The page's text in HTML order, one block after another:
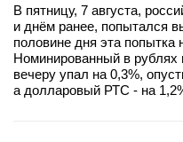
В пятницу, 7 августа,
и днём ранее, попытался
половине дня эта попытка
Номинированный в рублях
вечеру упал на 0,3%,
а долларовый РТС - на